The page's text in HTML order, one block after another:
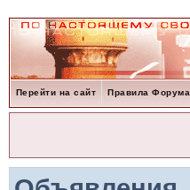
Перейти на сайт Правила Форума